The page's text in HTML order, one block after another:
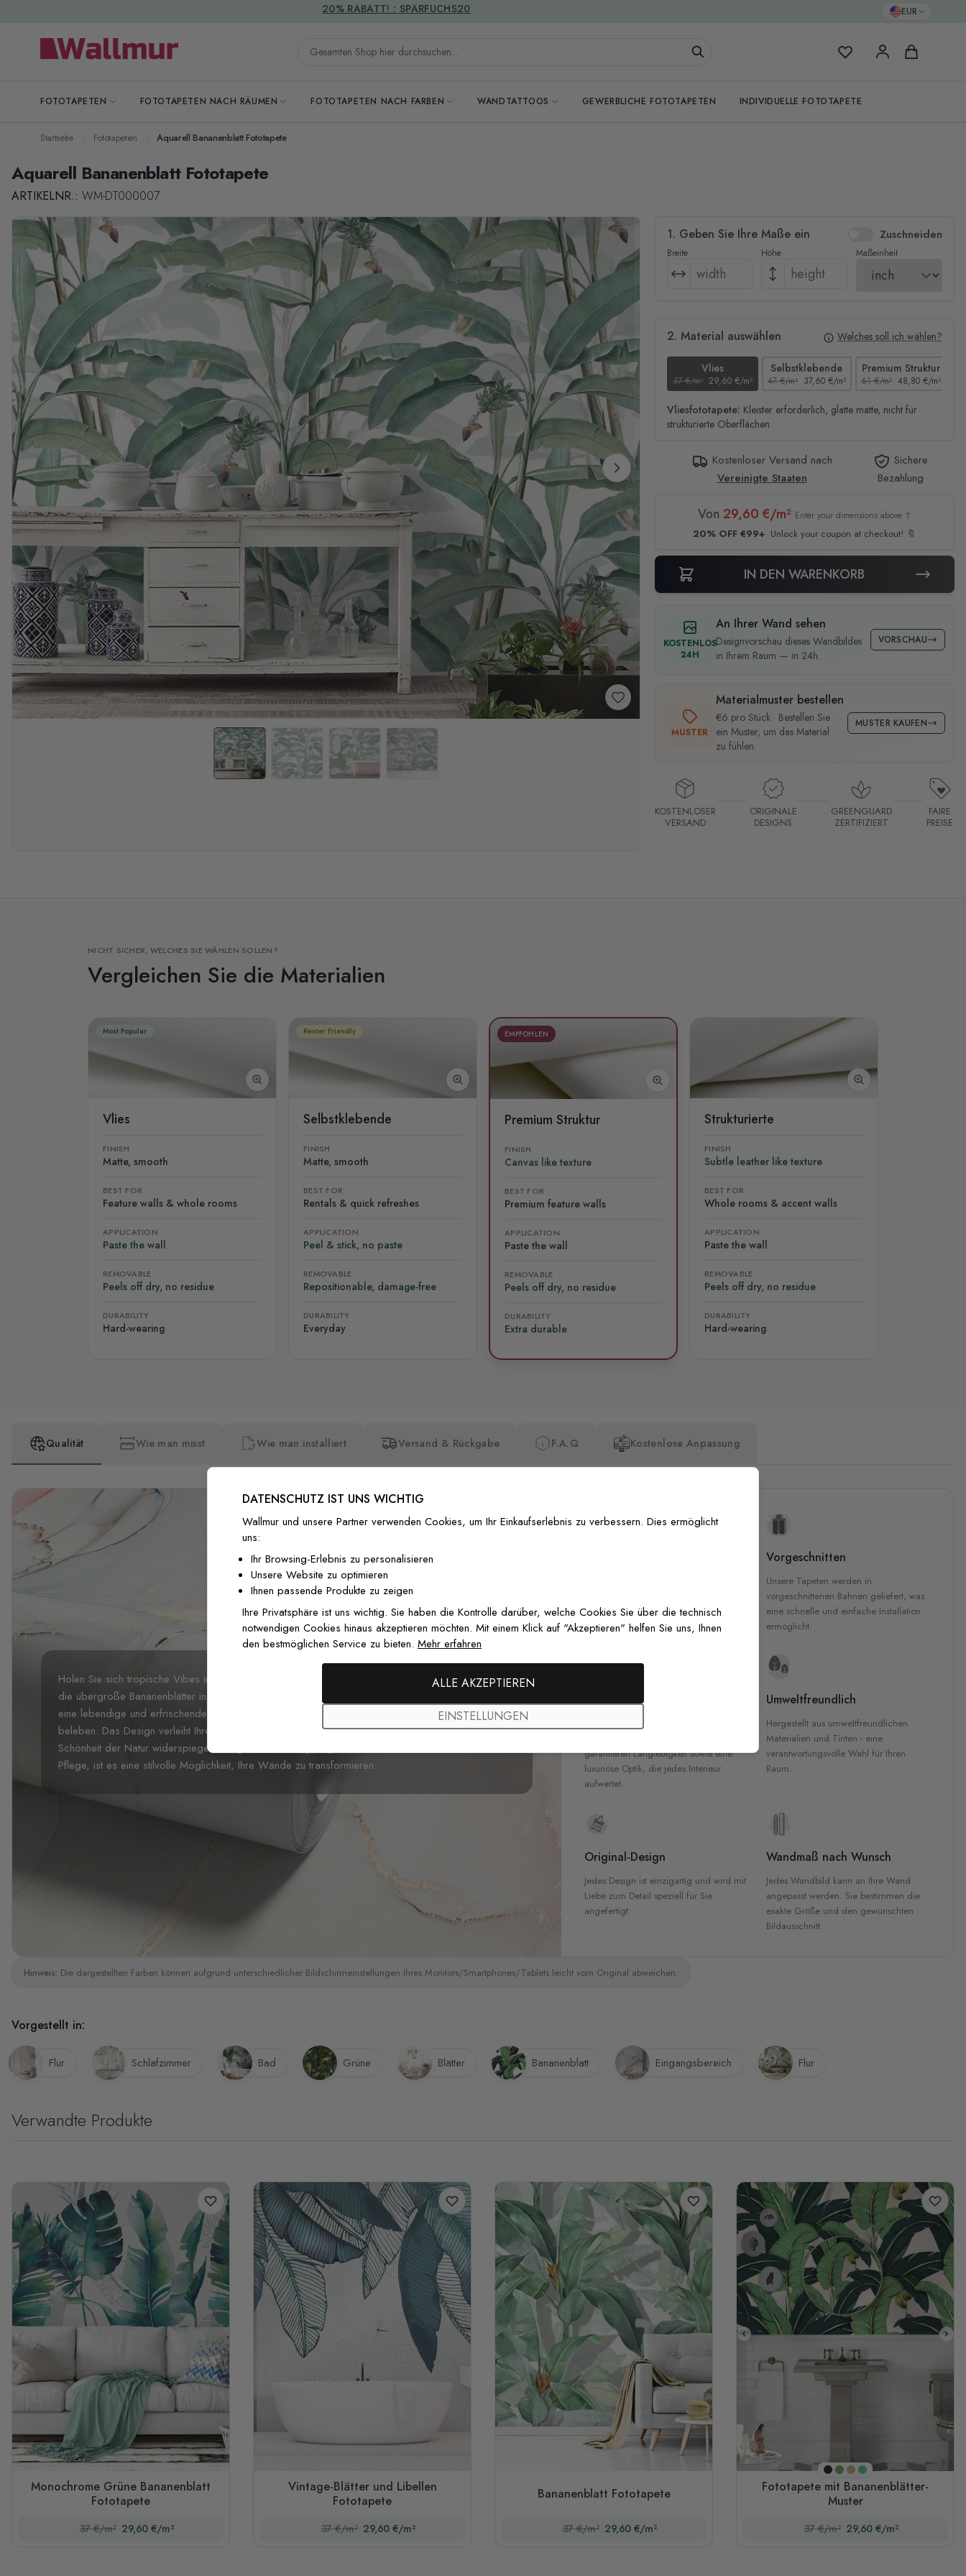
EUR
Gesamten Shop hier durchsuchen... Meine FavoritenWarenkorb
FOTOTAPETEN FOTOTAPETEN NACH RÄUMEN FOTOTAPETEN NACH FARBEN WANDTATTOOS GEWERBLICHE FOTOTAPETEN INDIVIDUELLE FOTOTAPETE
VERSANDKOSTENFREI
Startseite Fototapeten Aquarell Bananenblatt Fototapete
Aquarell Bananenblatt Fototapete
ARTIKELNR.: WM-DT000007
1. Geben Sie Ihre Maße ein Zuschneiden
Breite Höhe Maßeinheit
2. Material auswählen Welches soll ich wählen?
Vlies
37 €/m² 29,60 €/m²
Selbstklebende
47 €/m² 37,60 €/m²
Premium Struktur
61 €/m² 48,80 €/m²
Vliesfototapete: Kleister erforderlich, glatte matte, nicht für
strukturierte Oberflächen
Kostenloser Versand nach
Vereinigte Staaten
Sichere
Bezahlung
Von 29,60 €/m² Enter your dimensions above ↑
20% OFF €99+ Unlock your coupon at checkout! 🔖
IN DEN WARENKORB
KOSTENLOS
24H
An Ihrer Wand sehen
Designvorschau dieses Wandbildes
in Ihrem Raum — in 24h.
VORSCHAU
MUSTER
Materialmuster bestellen
€6 pro Stück · Bestellen Sie
ein Muster, um das Material
zu fühlen.
MUSTER KAUFEN
KOSTENLOSER
VERSAND
ORIGINALE
DESIGNS
GREENGUARD
ZERTIFIZIERT
FAIRE
PREISE
NICHT SICHER, WELCHES SIE WÄHLEN SOLLEN?
Vergleichen Sie die Materialien
Most Popular
Vlies
FINISH
Matte, smooth
BEST FOR
Feature walls & whole rooms
APPLICATION
Paste the wall
REMOVABLE
Peels off dry, no residue
DURABILITY
Hard-wearing
Renter Friendly
Selbstklebende
FINISH
Matte, smooth
BEST FOR
Rentals & quick refreshes
APPLICATION
Peel & stick, no paste
REMOVABLE
Repositionable, damage-free
DURABILITY
Everyday
EMPFOHLEN
Premium Struktur
FINISH
Canvas like texture
BEST FOR
Premium feature walls
APPLICATION
Paste the wall
REMOVABLE
Peels off dry, no residue
DURABILITY
Extra durable
Strukturierte
FINISH
Subtle leather like texture
BEST FOR
Whole rooms & accent walls
APPLICATION
Paste the wall
REMOVABLE
Peels off dry, no residue
DURABILITY
Hard-wearing
Qualität Wie man misst Wie man installiert Versand & Rückgabe F.A.Q Kostenlose Anpassung
Holen Sie sich tropische Vibes in Ihr Zuhause mit dieser Aquarell Bananenblatt Fototapete,
die übergroße Bananenblätter in
eine lebendige und erfrischende Atmosphäre, ideal um Wohnzimmer oder Essbereiche zu
beleben. Das Design verleiht Ihrem Raum eine Vitalität und einenexotischenReiz, der die
Schönheit der Natur widerspiegelt. Hergestellt aus langlebigem Material für einfache Installation und
Pflege, ist es eine stilvolle Möglichkeit, Ihre Wände zu transformieren.
zertifizierten Tinten für garantierte
Sicherheit in Innenräumen.
Vorgeschnitten
Unsere Tapeten werden in
vorgeschnittenen Bahnen geliefert, was
eine schnelle und einfache Installation
ermöglicht.
Hochwertige Materialien
garantieren Langlebigkeit sowie eine
luxuriöse Optik, die jedes Interieur
aufwertet.
Umweltfreundlich
Hergestellt aus umweltfreundlichen
Materialien und Tinten - eine
verantwortungsvolle Wahl für Ihren
Raum.
Original-Design
Jedes Design ist einzigartig und wird mit
Liebe zum Detail speziell für Sie
angefertigt.
Wandmaß nach Wunsch
Jedes Wandbild kann an Ihre Wand
angepasst werden. Sie bestimmen die
exakte Größe und den gewünschten
Bildausschnitt.
Hinweis: Die dargestellten Farben können aufgrund unterschiedlicher Bildschirmeinstellungen Ihres Monitors/Smartphones/Tablets leicht vom Original abweichen.
Vorgestellt in:
Flur Schlafzimmer Bad Grüne Blätter Bananenblatt Eingangsbereich Flur
Verwandte Produkte
Monochrome Grüne Bananenblatt
Fototapete
37 €/m² 29,60 €/m²
Vintage-Blätter und Libellen
Fototapete
37 €/m² 29,60 €/m²
Bananenblatt Fototapete
37 €/m² 29,60 €/m²
Dunkler Hintergrund
Original
Sepia
Grün
Fototapete mit Bananenblätter-
Muster
37 €/m² 29,60 €/m²
DATENSCHUTZ IST UNS WICHTIG
Wallmur und unsere Partner verwenden Cookies, um Ihr Einkaufserlebnis zu verbessern. Dies ermöglicht
uns:
Ihr Browsing-Erlebnis zu personalisieren
Unsere Website zu optimieren
Ihnen passende Produkte zu zeigen
Ihre Privatsphäre ist uns wichtig. Sie haben die Kontrolle darüber, welche Cookies Sie über die technisch
notwendigen Cookies hinaus akzeptieren möchten. Mit einem Klick auf "Akzeptieren" helfen Sie uns, Ihnen
den bestmöglichen Service zu bieten. Mehr erfahren
ALLE AKZEPTIEREN
EINSTELLUNGEN